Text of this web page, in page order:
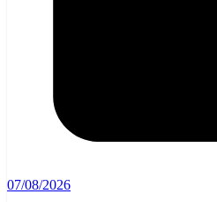
07/08/2026